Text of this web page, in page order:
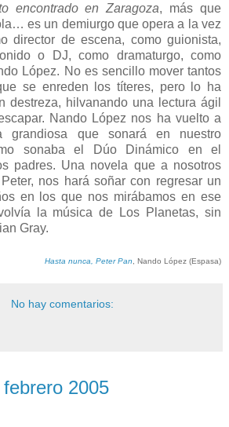
encontrado en Zaragoza, más que
es un demiurgo que opera a la vez
director de escena, como guionista,
o DJ, como dramaturgo, como
López. No es sencillo mover tantos
se enreden los títeres, pero lo ha
destreza, hilvanando una lectura ágil
Nando López nos ha vuelto a
grandiosa que sonará en nuestro
sonaba el Dúo Dinámico en el
padres. Una novela que a nosotros
nos hará soñar con regresar un
en los que nos mirábamos en ese
la música de Los Planetas, sin
Gray.
Hasta nunca, Peter Pan , Nando López (Espasa)
No hay comentarios:
2005